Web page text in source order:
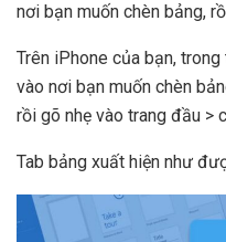
nơi bạn muốn chèn bảng,
Trên iPhone của bạn,
vào nơi bạn muốn chèn
rồi gõ nhẹ vào trang đầu >
Tab bảng xuất hiện như